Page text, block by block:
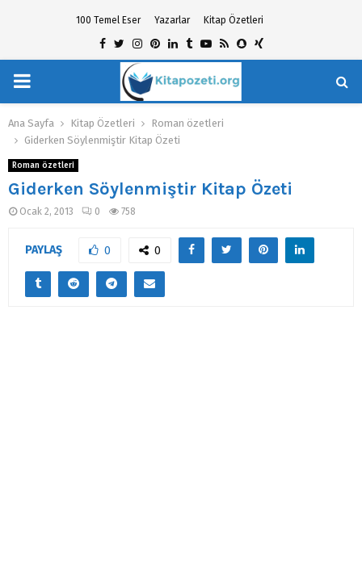
100 Temel Eser Yazarlar Kitap Özetleri
Facebook
TwitterInstagram
Pinterest
Linkedin
TumblrYoutube
RssSnapchat
Xing
PRIMARY
MENU
Ana Sayfa Kitap Özetleri
Roman özetleri
Giderken Söylenmiştir Kitap Özeti
Roman özetleri
Giderken Söylenmiştir Kitap Özeti
Ocak 2, 2013 0 758
PAYLAŞ 0 0